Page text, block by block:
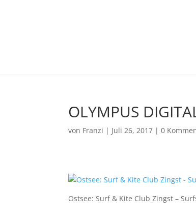
OLYMPUS
von Franzi | Juli 26, 2017 |0
Ostsee: Surf & Kite Club Zingst –